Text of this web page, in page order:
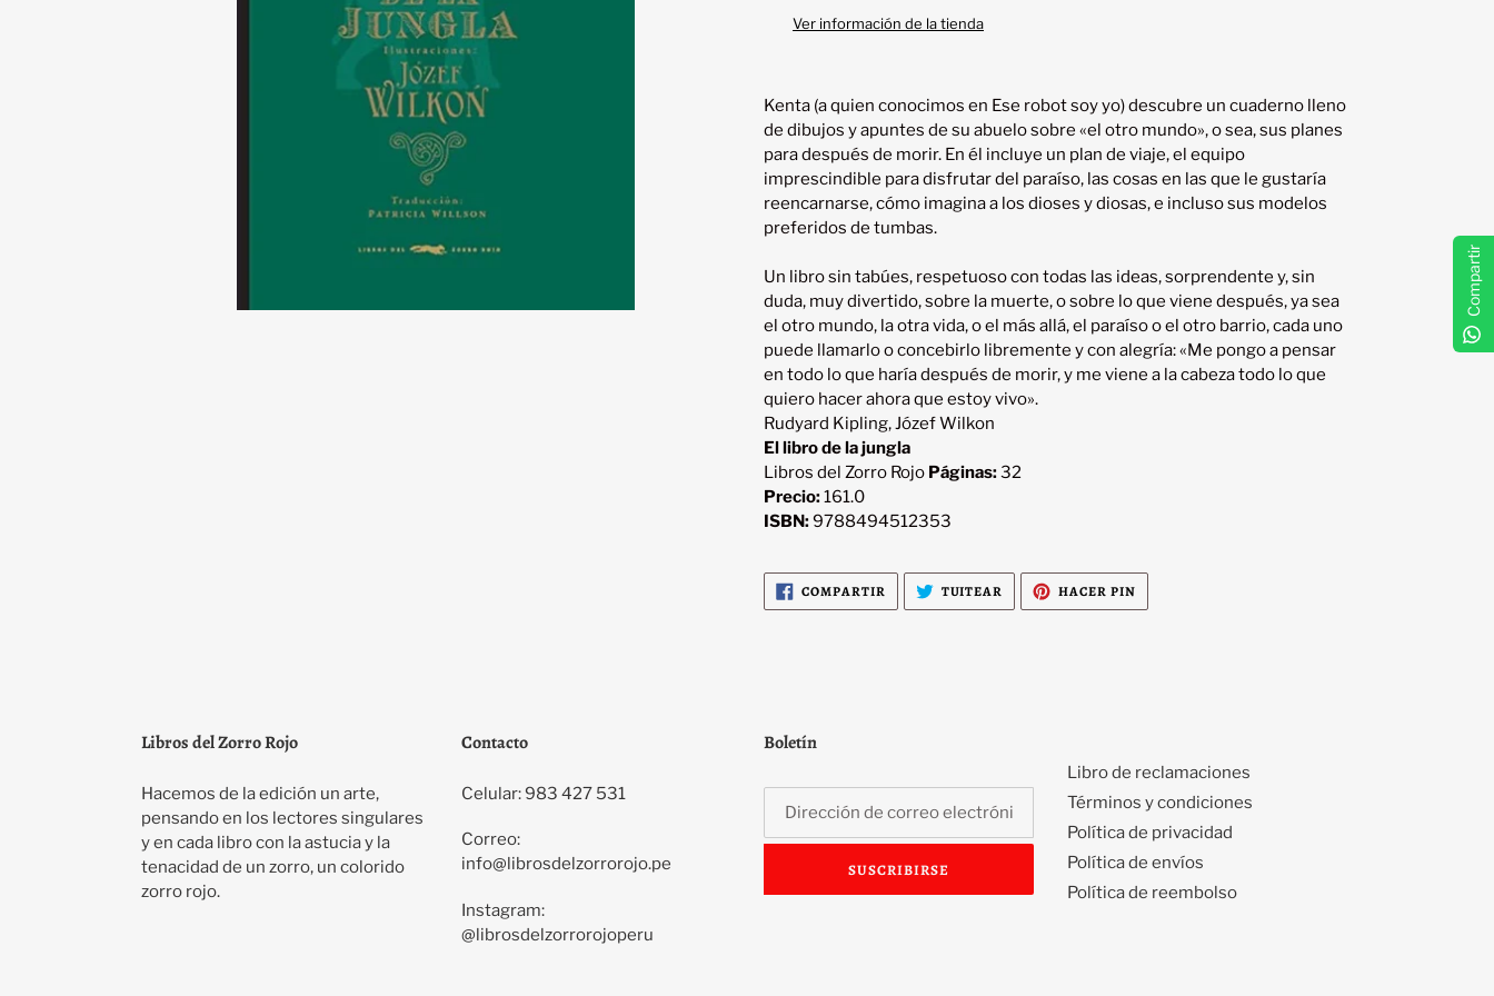
producto
Ver información de la tienda
Kenta (a quien conocimos en Ese robot soy yo) descubre un cuaderno lleno
de dibujos y apuntes de su abuelo sobre «el otro mundo», o sea, sus planes
para después de morir. En él incluye un plan de viaje, el equipo
imprescindible para disfrutar del paraíso, las cosas en las que le gustaría
reencarnarse, cómo imagina a los dioses y diosas, e incluso sus modelos
preferidos de tumbas.
Un libro sin tabúes, respetuoso con todas las ideas, sorprendente y, sin
duda, muy divertido, sobre la muerte, o sobre lo que viene después, ya sea
el otro mundo, la otra vida, o el más allá, el paraíso o el otro barrio, cada uno
puede llamarlo o concebirlo libremente y con alegría: «Me pongo a pensar
en todo lo que haría después de morir, y me viene a la cabeza todo lo que
Rudyard Kipling, Józef Wilkon
El libro de la jungla
Libros del Zorro Rojo Páginas:32
Precio:161.0
ISBN:9788494512353
COMPARTIR COMPARTIR
EN
FACEBOOK
TUITEAR TUITEAR
TWITTER
HACER PINPINEAR
PINTEREST
Libros del Zorro Rojo
Hacemos de la edición un arte,
pensando en los lectores singulares
y en cada libro con la astucia y la
tenacidad de un zorro, un colorido
zorro rojo.
Contacto
Celular: 983 427 531
Correo:
info@librosdelzorrorojo.pe
Instagram:
@librosdelzorrorojoperu
Boletín
SUSCRIBIRSE
Libro de reclamaciones
Términos y condiciones
Política de privacidad
Política de envíos
Política de reembolso
Compartir